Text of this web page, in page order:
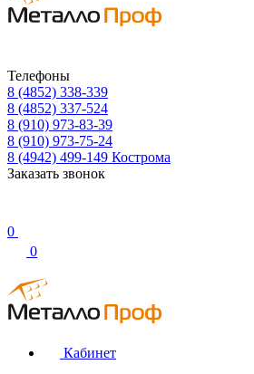
Телефоны
8 (4852) 338-339
8 (4852) 337-524
8 (910) 973-83-39
8 (910) 973-75-24
8 (4942) 499-149 Кострома
Заказать звонок
0
0
Кабинет